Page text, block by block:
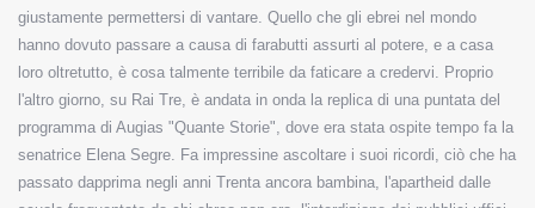
giustamente permettersi di vantare. Quello che gli ebrei nel mondo
hanno dovuto passare a causa di farabutti assurti al potere, e a casa
loro oltretutto, è cosa talmente terribile da faticare a credervi. Proprio
l'altro giorno, su Rai Tre, è andata in onda la replica di una puntata del
programma di Augias "Quante Storie", dove era stata ospite tempo fa la
senatrice Elena Segre. Fa impressine ascoltare i suoi ricordi, ciò che ha
passato dapprima negli anni Trenta ancora bambina, l'apartheid dalle